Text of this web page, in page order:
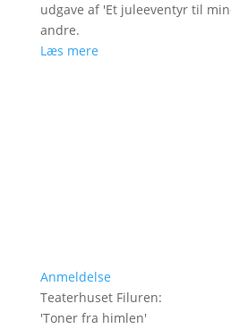
udgave af 'Et juleeventyr til
andre.
Læs mere
Anmeldelse
Teaterhuset Filuren:
'Toner fra himlen'